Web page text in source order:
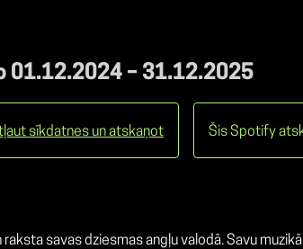
01.12.2024 – 31.12.2025
sīkdatnes un atskaņot Šis Spotify
savas dziesmas angļu valodā. Savu